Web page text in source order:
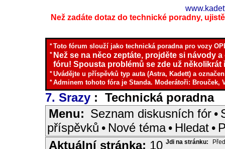
Než zadáte dotaz do technické poradny,
*Toto fórum slouží jako technická poradna pro vozy
* Než se na něco zeptáte, projděte si návody
fóru! Spousta problémů se zde už několikrát
*Uvádějte u příspěvků typ auta (Astra, Kadett) a
*Adminem tohoto fóra je Standa. Moderátoři: Brouček,
7. Srazy : Technická poradna
Menu: Seznam diskusních fór •
příspěvků • Nové téma • Hledat •
Jdi na stránku:
Aktuální stránka: 10